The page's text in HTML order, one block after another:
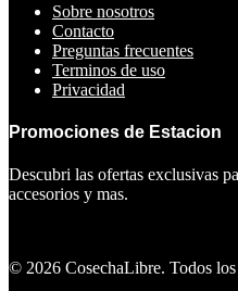
Sobre nosotros
Contacto
Preguntas frecuentes
Terminos de uso
Privacidad
Promociones de Estacion
Descubri las ofertas exclusivas
accesorios y mas.
© 2026 CosechaLibre. Todos